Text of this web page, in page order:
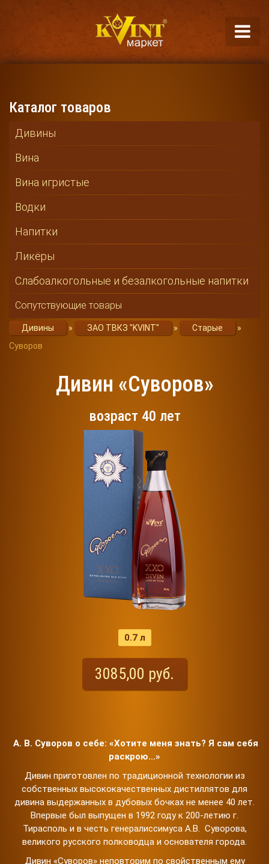
Каталог товаров
Дивины
Вина
Вина игристые
Водки
Напитки
Ликёры
Слабоалкогольные и безалкогольные напитки
Сопутствующие товары
Дивины » ЗАО ТВКЗ "KVINT" » Старые
»
Суворов
Дивин «Суворов»
возраст 40 лет
0.7 л
3085,00 руб.
А. В. Суворов о себе: «Хотите меня знать? Я сам себя
раскрою…»
Дивин приготовлен по традиционной технологии из
собственных высококачественных дистиллятов для
дивина выдержанных в дубовых бочках не менее 40 лет.
Впервые был выпущен в 1992 году к 200-летию г.
Тирасполь и в честь генералиссимуса А.В. Суворова,
великого русского полководца и основателя города.
Дивин «Суворов» неповторим по свойственным ему